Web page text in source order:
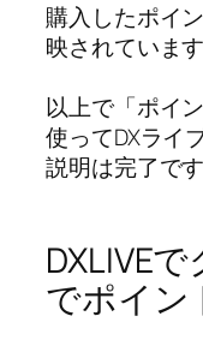
購入したポイ
映されています
以上で「ポイ
使ってDXライ
説明は完了で
DXLIVE
でポイン